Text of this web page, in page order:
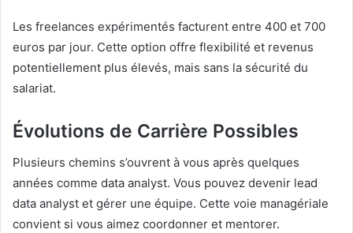
Les freelances expérimentés facturent entre 400 et 700
euros par jour. Cette option offre flexibilité et revenus
potentiellement plus élevés, mais sans la sécurité du
salariat.
Évolutions de Carrière Possibles
Plusieurs chemins s’ouvrent à vous après quelques
années comme data analyst. Vous pouvez devenir lead
data analyst et gérer une équipe. Cette voie managériale
convient si vous aimez coordonner et mentorer.